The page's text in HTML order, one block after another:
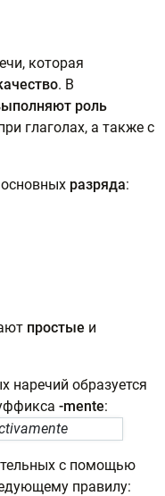
которая
. В
роль
глаголах, а также с
основных разряда:
простые и
наречий образуется
-mente:
с помощью
правилу: